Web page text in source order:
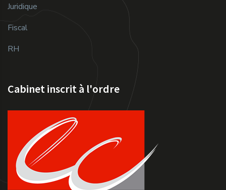
Juridique
Fiscal
RH
Cabinet inscrit à l'ordre